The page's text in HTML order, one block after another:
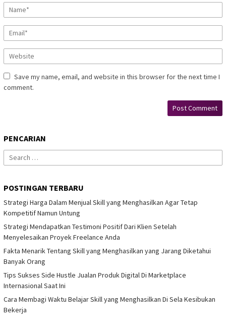
Save my name, email, and website in this browser for the next time I
comment.
PENCARIAN
Search
for:
POSTINGAN TERBARU
Strategi Harga Dalam Menjual Skill yang Menghasilkan Agar Tetap
Kompetitif Namun Untung
Strategi Mendapatkan Testimoni Positif Dari Klien Setelah
Menyelesaikan Proyek Freelance Anda
Fakta Menarik Tentang Skill yang Menghasilkan yang Jarang Diketahui
Banyak Orang
Tips Sukses Side Hustle Jualan Produk Digital Di Marketplace
Internasional Saat Ini
Cara Membagi Waktu Belajar Skill yang Menghasilkan Di Sela Kesibukan
Bekerja